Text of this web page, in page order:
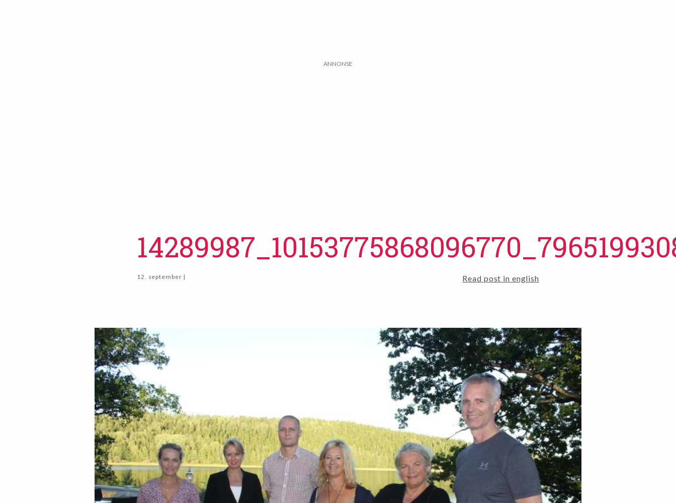
ANNONSE
12. september | Read post in english